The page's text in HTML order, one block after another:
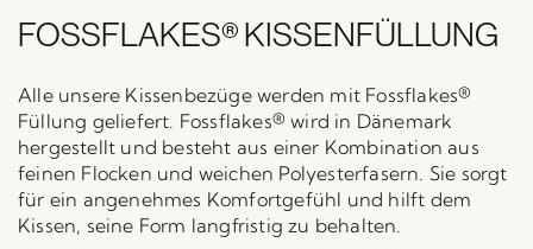
FOSSFLAKES® KISSENFÜLLUNG
Alle unsere Kissenbezüge werden mit Fossflakes®
Füllung geliefert. Fossflakes® wird in Dänemark
hergestellt und besteht aus einer Kombination aus
feinen Flocken und weichen Polyesterfasern. Sie sorgt
für ein angenehmes Komfortgefühl und hilft dem
Kissen, seine Form langfristig zu behalten.